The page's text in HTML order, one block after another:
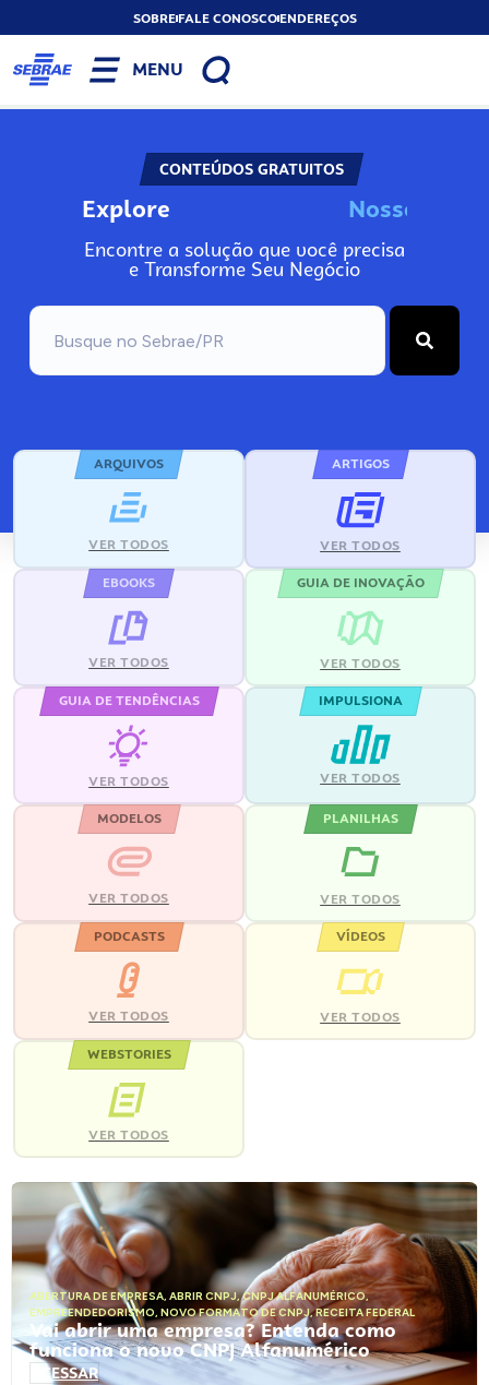
SOBREFALE CONOSCOENDEREÇOS
MENU
CONTEÚDOS GRATUITOS
Explore Nosso
Encontre a solução que você precisa
e Transforme Seu Negócio
ARQUIVOS
VER TODOS
ARTIGOS
VER TODOS
EBOOKS
VER TODOS
GUIA DE INOVAÇÃO
VER TODOS
GUIA DE TENDÊNCIAS
VER TODOS
IMPULSIONA
VER TODOS
MODELOS
VER TODOS
PLANILHAS
VER TODOS
PODCASTS
VER TODOS
VÍDEOS
VER TODOS
WEBSTORIES
VER TODOS
ABERTURA DE EMPRESA, ABRIR CNPJ,CNPJ ALFANUMÉRICO,
EMPREENDEDORISMO, NOVO FORMATO DE CNPJ,RECEITA FEDERAL
Vai abrir uma empresa? Entenda como
funciona o novo CNPJ Alfanumérico
ACESSAR